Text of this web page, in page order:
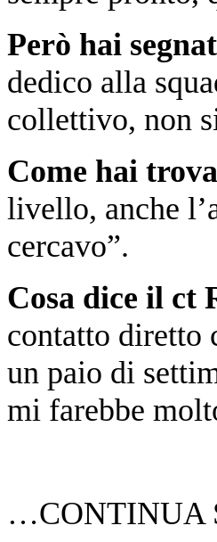
Però hai
dedico alla
collettivo, non
Come hai
livello, anche
cercavo”.
Cosa dice il ct
contatto diretto
un paio di
mi farebbe
…CONTINUA